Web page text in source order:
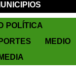
POLÍTICA
MEDIO